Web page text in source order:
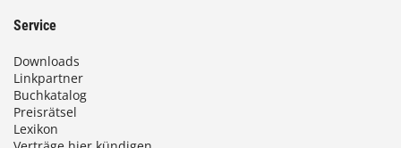
Service
Downloads
Linkpartner
Buchkatalog
Preisrätsel
Lexikon